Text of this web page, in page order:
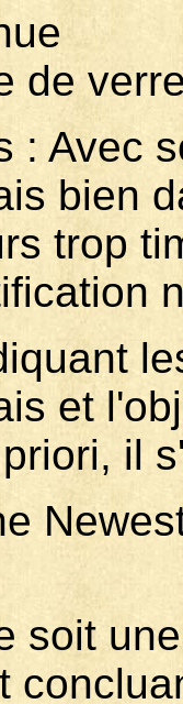
de
: Avec
bien
trop
et
il
soit